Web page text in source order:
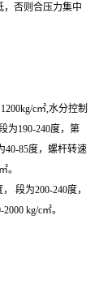
，否则合压力集中
c㎡,水分控制
为190-240度，第
40-85度，螺杆转速
。
段为200-240度，
kg/c㎡。